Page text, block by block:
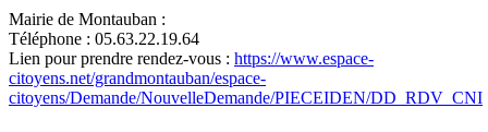
Mairie de Montauban :
Téléphone : 05.63.22.19.64
Lien pour prendre rendez-vous : https://www.espace-
citoyens.net/grandmontauban/espace-
citoyens/Demande/NouvelleDemande/PIECEIDEN/DD_RDV_CNI